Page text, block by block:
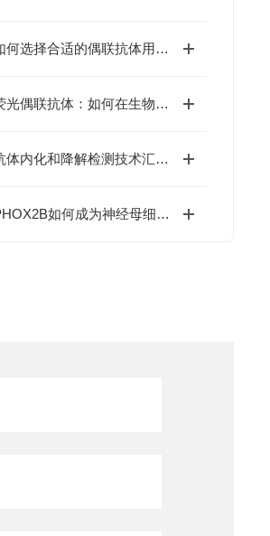
如何选择合适的偶联抗体用于实验研究？
荧光偶联抗体：如何在生物医学研究中实现精准检测？
抗体内化和降解检测技术汇总—助力ADC药物研发
PHOX2B如何成为神经母细胞瘤的可靠诊断标志物？